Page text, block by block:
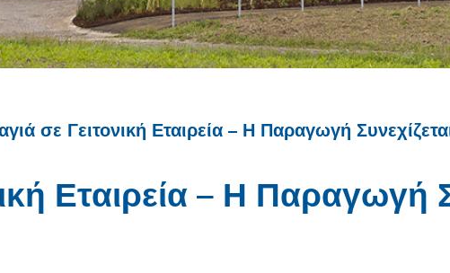
σε Γειτονική Εταιρεία – Η Παραγωγή
Εταιρεία – Η Παραγωγή